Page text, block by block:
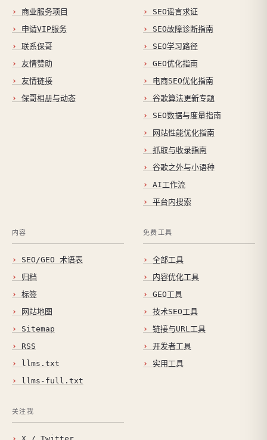
商业服务项目
申请VIP服务
联系保哥
友情赞助
友情链接
保哥相册与动态
SEO谣言求证
SEO故障诊断指南
SEO学习路径
GEO优化指南
电商SEO优化指南
谷歌算法更新专题
SEO数据与度量指南
网站性能优化指南
抓取与收录指南
谷歌之外与小语种
AI工作流
平台内搜索
内容
SEO/GEO 术语表
归档
标签
网站地图
Sitemap
RSS
llms.txt
llms-full.txt
免费工具
全部工具
内容优化工具
GEO工具
技术SEO工具
链接与URL工具
开发者工具
实用工具
关注我